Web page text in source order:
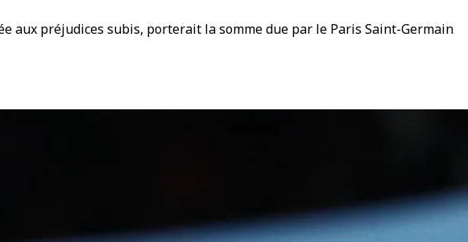
aux préjudices subis, porterait la somme due par le Paris Saint-Germain